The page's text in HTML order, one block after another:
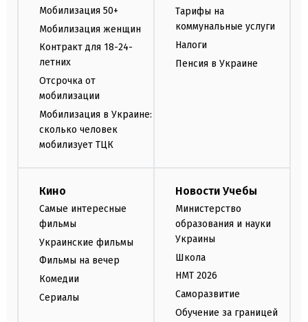
Мобилизация 50+
Мобилизация женщин
Контракт для 18-24-
летних
Отсрочка от
мобилизации
Мобилизация в Украине:
сколько человек
мобилизует ТЦК
Тарифы на
коммунальные услуги
Налоги
Пенсия в Украине
Кино
Самые интересные
фильмы
Украинские фильмы
Фильмы на вечер
Комедии
Сериалы
Новости Учебы
Министерство
образования и науки
Украины
Школа
НМТ 2026
Саморазвитие
Обучение за границей